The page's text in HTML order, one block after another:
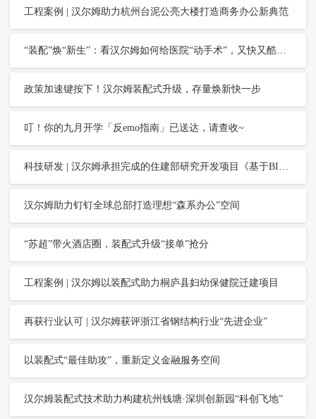
工程案例 | 汉尔姆助力杭州台泥公亮大楼打造商务办公新典范
“装配”焕“新生”：看汉尔姆如何给医院“动手术”，又快又酷又健康！
政策加速键按下！汉尔姆装配式升级，存量焕新快一步
叮！你的九月开学「反emo指南」已送达，请查收~
科技研发 | 汉尔姆承担完成的住建部研究开发项目《基于BIM数据一体化的装配式内装数字化平台关键技术与应用》通过部级验收
汉尔姆助力钉钉全球总部打造理想“森系办公”空间
“苏超”带火酒店圈，装配式升级“接单”抢分
工程案例 | 汉尔姆以装配式助力桐庐县妇幼保健院迁建项目
再获行业认可 | 汉尔姆获评浙江省钢结构行业“先进企业”
以装配式“最佳助攻”，重新定义金融服务空间
汉尔姆装配式技术助力构建杭州钱塘·深圳创新园“科创飞地”